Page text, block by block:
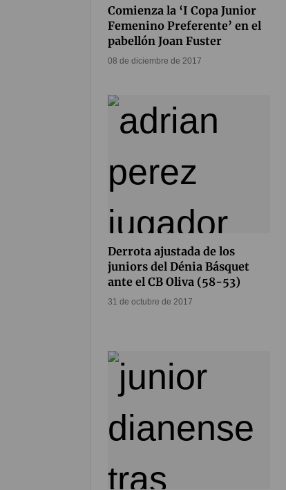
Comienza la ‘I Copa Junior
Femenino Preferente’ en el
pabellón Joan Fuster
08 de diciembre de 2017
Derrota ajustada de los
juniors del Dénia Básquet
ante el CB Oliva (58-53)
31 de octubre de 2017